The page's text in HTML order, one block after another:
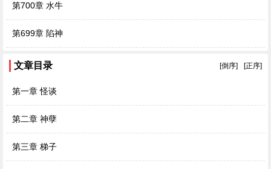
第700章 水牛
第699章 陷神
文章目录 [正序]
[倒序]
第一章 怪谈
第二章 神孽
第三章 梯子